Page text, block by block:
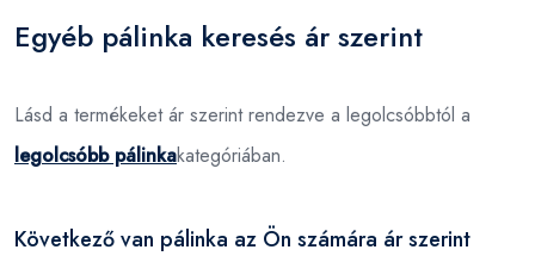
Egyéb pálinka keresés ár szerint
Lásd a termékeket ár szerint rendezve a legolcsóbbtól a
legolcsóbb pálinkakategóriában.
Következő van pálinka az Ön számára ár szerint